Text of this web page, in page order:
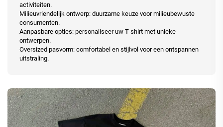
activiteiten.
Milieuvriendelijk ontwerp: duurzame keuze voor milieubewuste
consumenten.
Aanpasbare opties: personaliseer uw T-shirt met unieke
ontwerpen.
Oversized pasvorm: comfortabel en stijlvol voor een ontspannen
uitstraling.